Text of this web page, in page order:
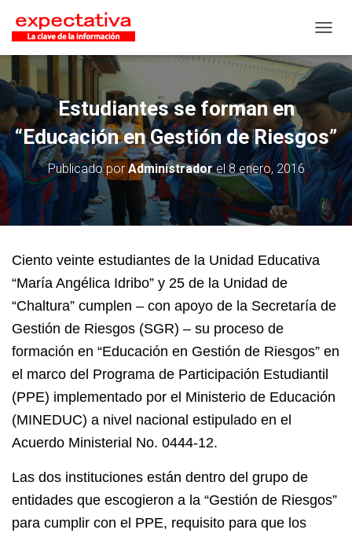
Estudiantes se forman en
“Educación en Gestión de Riesgos”
Publicado por Administradorel8 enero, 2016
Ciento veinte estudiantes de la Unidad Educativa
“María Angélica Idribo” y 25 de la Unidad de
“Chaltura” cumplen – con apoyo de la Secretaría de
Gestión de Riesgos (SGR) – su proceso de
formación en “Educación en Gestión de Riesgos” en
el marco del Programa de Participación Estudiantil
(PPE) implementado por el Ministerio de Educación
(MINEDUC) a nivel nacional estipulado en el
Acuerdo Ministerial No. 0444-12.
Las dos instituciones están dentro del grupo de
entidades que escogieron a la “Gestión de Riesgos”
para cumplir con el PPE, requisito para que los